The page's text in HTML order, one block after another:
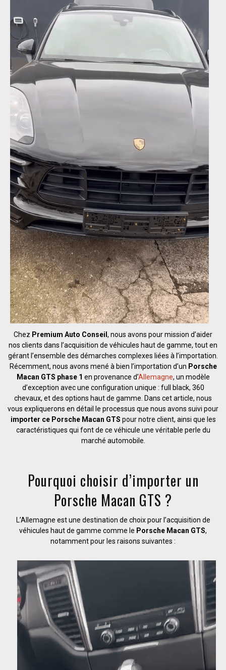
Chez Premium Auto Conseil , nous avons pour mission d’aider
nos clients dans l’acquisition de véhicules haut de gamme, tout en
gérant l’ensemble des démarches complexes liées à l’importation.
Récemment, nous avons mené à bien l’importation d’un Porsche
Macan GTS phase 1 en provenance d’Allemagne, un modèle
d’exception avec une configuration unique : full black, 360
chevaux, et des options haut de gamme. Dans cet article, nous
vous expliquerons en détail le processus que nous avons suivi pour
importer ce Porsche Macan GTS pour notre client, ainsi que les
caractéristiques qui font de ce véhicule une véritable perle du
marché automobile.
Pourquoi choisir d’importer un
Porsche Macan GTS ?
L’Allemagne est une destination de choix pour l’acquisition de
véhicules haut de gamme comme le Porsche Macan GTS,
notamment pour les raisons suivantes :